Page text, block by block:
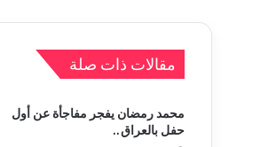
مقالات ذات صلة
محمد رمضان يفجر مفاجأة عن أول
حفل بالعراق..